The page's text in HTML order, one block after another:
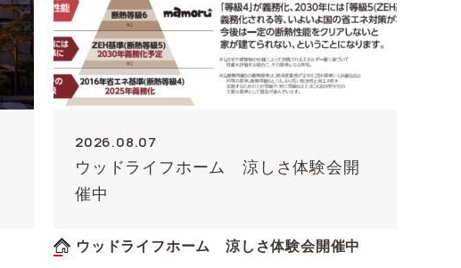
2026.08.07
ウッドライフホーム 涼しさ体験会開
催中
ウッドライフホーム 涼しさ体験会開催中